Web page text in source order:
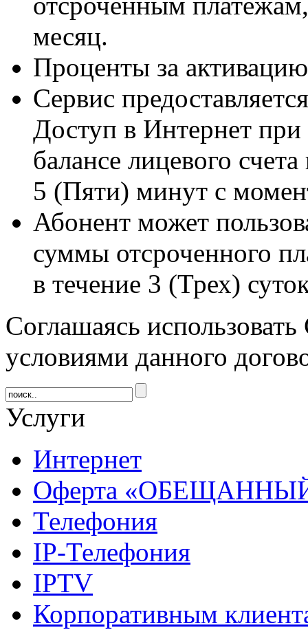
месяц.
Проценты за
Сервис
Доступ в Интернет
балансе лицевого
5 (Пяти) минут с
Абонент может
суммы отсроченного
в течение 3 (Трех)
Соглашаясь
условиями данного
Услуги
Интернет
Оферта
Телефония
IP-Телефония
IPTV
Корпоративным